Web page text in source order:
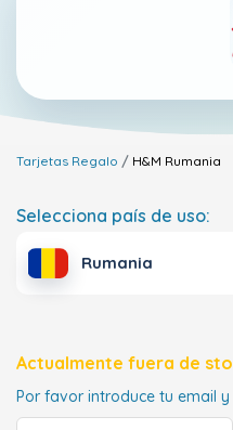
Tarjetas Regalo H&M Rumania
Selecciona país de uso:
Rumania
Actualmente fuera de
Por favor introduce tu email